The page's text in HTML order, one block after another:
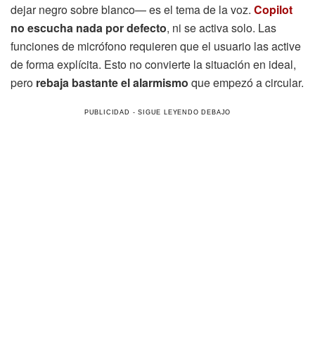
dejar negro sobre blanco— es el tema de la voz. Copilot
no escucha nada por defecto, ni se activa solo. Las
funciones de micrófono requieren que el usuario las active
de forma explícita. Esto no convierte la situación en ideal,
pero rebaja bastante el alarmismo que empezó a circular.